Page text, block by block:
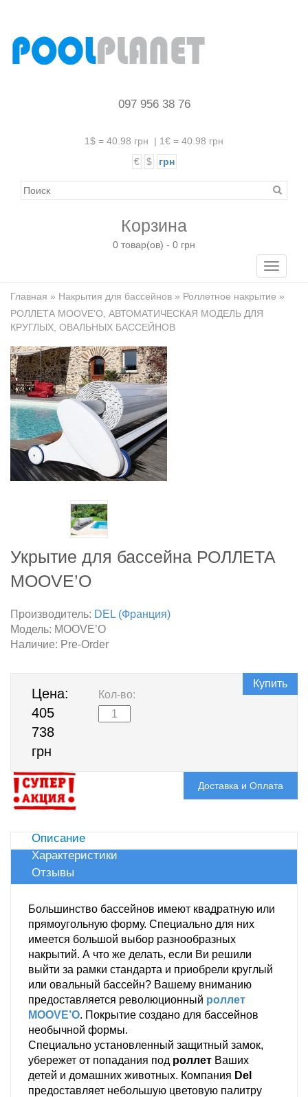
097 956 38 76
1$ = 40.98 грн | 1€ = 40.98 грн
€
$ грн
Корзина
0 товар(ов) - 0 грн
Toggle
Главная » Накрытия для бассейнов » Роллетное накрытие »
РОЛЛЕТА MOOVE’O, АВТОМАТИЧЕСКАЯ МОДЕЛЬ ДЛЯ
КРУГЛЫХ, ОВАЛЬНЫХ БАССЕЙНОВ
Укрытие для бассейна РОЛЛЕТА
MOOVE’O
Производитель: DEL (Франция)
Модель: MOOVE’O
Наличие: Pre-Order
Цена:
405
738
грн
Кол-во:
Купить
Доставка и Оплата
Описание
Характеристики
Отзывы
Большинство бассейнов имеют квадратную или
прямоугольную форму. Специально для них
имеется большой выбор разнообразных
накрытий. А что же делать, если Ви решили
выйти за рамки стандарта и приобрели круглый
или овальный бассейн? Вашему вниманию
предоставляется революционный роллет
MOOVE’O. Покрытие создано для бассейнов
необычной формы.
Специально установленный защитный замок,
убережет от попадания под роллет Ваших
детей и домашних животных. Компания Del
предоставляет небольшую цветовую палитру